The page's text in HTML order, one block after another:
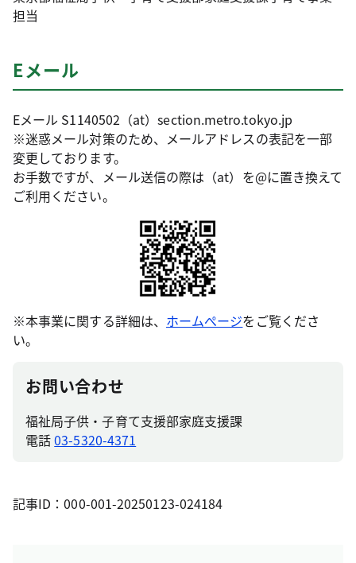
担当
Eメール
Eメール S1140502（at）section.metro.tokyo.jp
※迷惑メール対策のため、メールアドレスの表記を一部
変更しております。
お手数ですが、メール送信の際は（at）を@に置き換えて
ご利用ください。
※本事業に関する詳細は、 ホームぺージをご覧くださ
い。
お問い合わせ
福祉局子供・子育て支援部家庭支援課
電話03-5320-4371
記事ID：000-001-20250123-024184